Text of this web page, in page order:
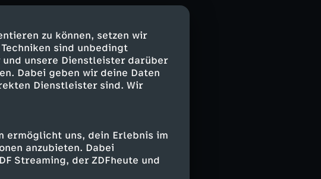
zu können, setzen wir
sind unbedingt
unsere Dienstleister darüber
Dabei geben wir deine Daten
Dienstleister sind. Wir
ermöglicht uns, dein Erlebnis im
anzubieten. Dabei
Streaming, der ZDFheute und